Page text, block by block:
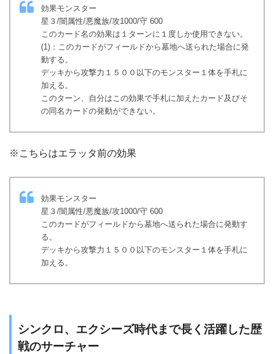
効果モンスター
星３/闇属性/悪魔族/攻1000/守 600
このカード名の効果は１ターンに１度しか使用できない。
(1)：このカードがフィールドから墓地へ送られた場合に発
動する。
デッキから攻撃力１５００以下のモンスター１体を手札に
加える。
このターン、自分はこの効果で手札に加えたカード及びそ
の同名カードの発動ができない。
※こちらはエラッタ前の効果
効果モンスター
星３/闇属性/悪魔族/攻1000/守 600
このカードがフィールドから墓地へ送られた場合に発動す
る。
デッキから攻撃力１５００以下のモンスター１体を手札に
加える。
シンクロ、エクシーズ時代まで長く活躍した歴
戦のサーチャー